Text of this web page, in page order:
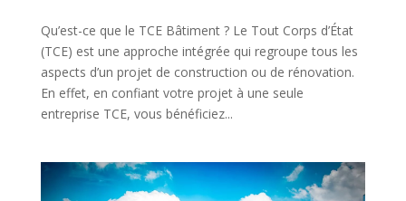
Qu’est-ce que le TCE Bâtiment ? Le Tout Corps d’État
(TCE) est une approche intégrée qui regroupe tous les
aspects d’un projet de construction ou de rénovation.
En effet, en confiant votre projet à une seule
entreprise TCE, vous bénéficiez...